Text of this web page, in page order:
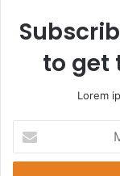
to get
Lorem
Email
Anda